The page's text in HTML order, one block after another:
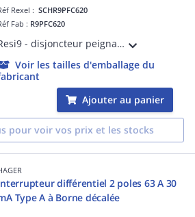
Rexel :SCHR9PFC620
Fab : R9PFC620
Resi9 - disjoncteur peignable - 1P + N - 20 A - Courbe C - Largeur : 2 pas de 9 mm - blanc RAL 9003 - CE - NF - Icn 3000 A à 230 V CA 50 Hz selon EN/IEC 60898-1 - Classe de limitation : 3 selon EN/IEC 60898-1
Voir les tailles d'emballage du
Ajouter au panier
pour voir vos prix et les stocks
différentiel 2 poles 63 A 30
Type A à Borne décalée